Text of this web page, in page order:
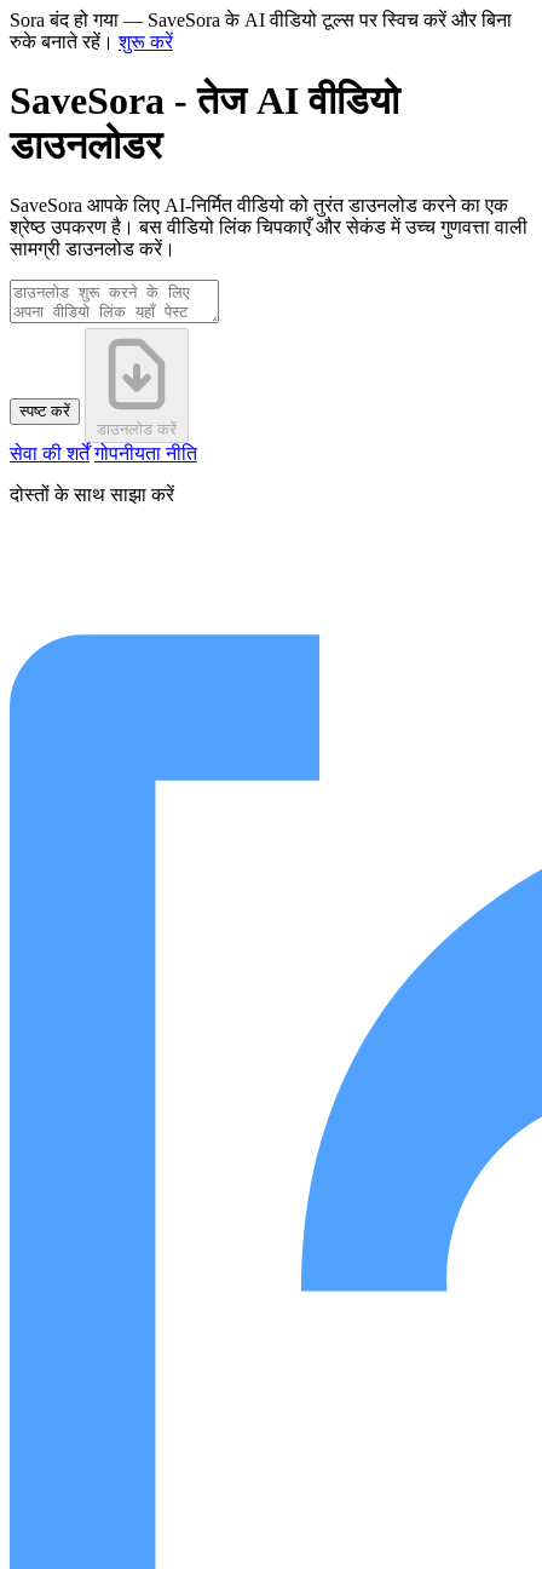
Sora बंद हो गया — SaveSora के AI वीडियो टूल्स पर स्विच करें और बिना
रुके बनाते रहें। शुरू करें
SaveSora - तेज AI वीडियो
डाउनलोडर
SaveSora आपके लिए AI-निर्मित वीडियो को तुरंत डाउनलोड करने का एक
श्रेष्ठ उपकरण है। बस वीडियो लिंक चिपकाएँ और सेकंड में उच्च गुणवत्ता वाली
सामग्री डाउनलोड करें।
स्पष्ट करें
डाउनलोड करें
सेवा की शर्तें गोपनीयता नीति
दोस्तों के साथ साझा करें